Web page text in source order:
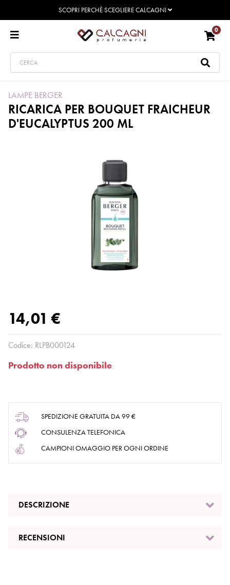
SCOPRI PERCHÈ SCEGLIERE CALCAGNI
0
LAMPE BERGER
RICARICA PER BOUQUET FRAICHEUR
D'EUCALYPTUS 200 ML
14,01 €
Codice: RLPB000124
Prodotto non disponibile
SPEDIZIONE GRATUITA DA 99 €
CONSULENZA TELEFONICA
CAMPIONI OMAGGIO PER OGNI ORDINE
DESCRIZIONE
RECENSIONI